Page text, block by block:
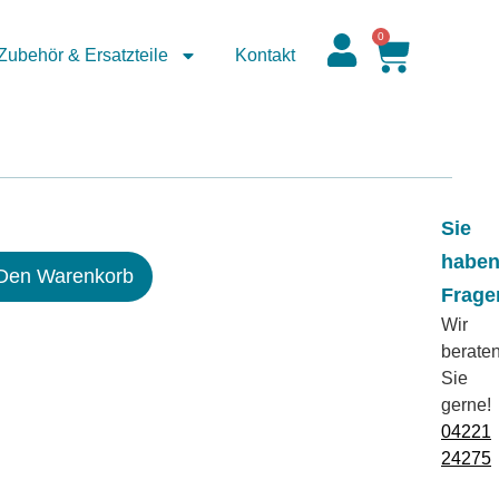
& Ersatzteile Kontakt
0
Warenkorb
Sie
haben
Wir
Sie
gerne!
04221
24275